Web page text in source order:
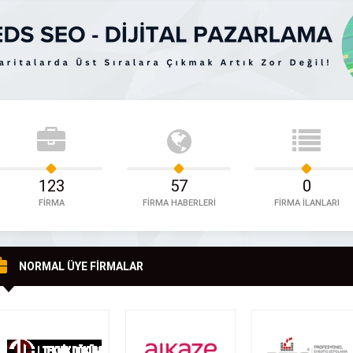
hizmetlerle, sağlıklı suya
için buradayız. Yıldızevler
filtre değişimi ve teknik servis
DETAYLI İNCELE
Benzinlik Kanopi Sistemleri, Raylı Otomatik
Kapı ve Demir Kamelya Sistemlerinin
montajını yapmaktadır. Kurulduğu
yana, sürekli gelişmeyi ve müşteri
benimseyen Ankara Kanopi sektörüne
yatırım yapan, marka sorumluluğun
FİRMAYI DETAYLI İNCELE
123
FİRMA
57
FİRMA HABERLERİ
0
FİRMA İLANLARI
NORMAL ÜYE FİRMALAR